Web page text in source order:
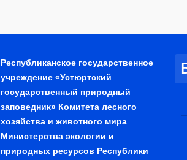
Республиканское государственное
учреждение «Устюртский
государственный природный
заповедник» Комитета лесного
хозяйства и животного мира
Министерства экологии и
природных ресурсов Республики